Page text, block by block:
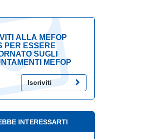
ALLA MEFOP
PER ESSERE
SUGLI
MEFOP
Iscriviti
INTERESSARTI